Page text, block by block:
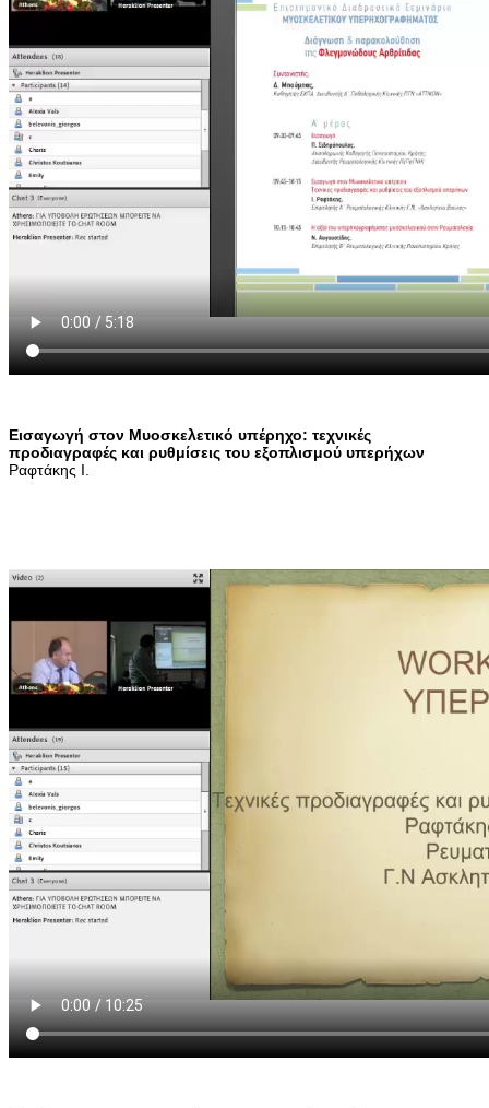
Εισαγωγή στον Μυοσκελετικό υπέρηχο: τεχνικές
προδιαγραφές και ρυθμίσεις του εξοπλισμού υπερήχων
Ραφτάκης Ι.